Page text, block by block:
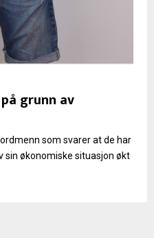
grunn av
som svarer at de har
sin økonomiske situasjon økt